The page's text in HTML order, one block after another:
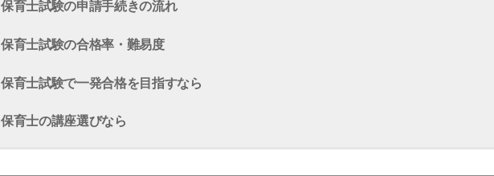
保育士試験の申請手続きの流れ
保育士試験の合格率・難易度
保育士試験で一発合格を目指すなら
保育士の講座選びなら